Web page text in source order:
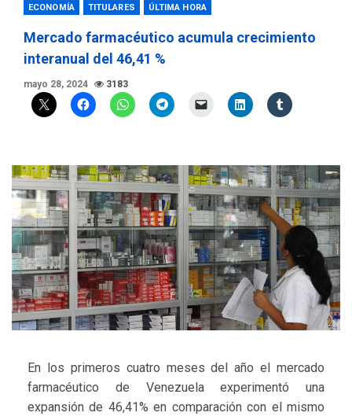
ECONOMÍA TITULARES ÚLTIMA HORA
Mercado farmacéutico acumula crecimiento
interanual del 46,41 %
mayo 28, 2024 3183
En los primeros cuatro meses del año el mercado
farmacéutico de Venezuela experimentó una
expansión de 46,41% en comparación con el mismo